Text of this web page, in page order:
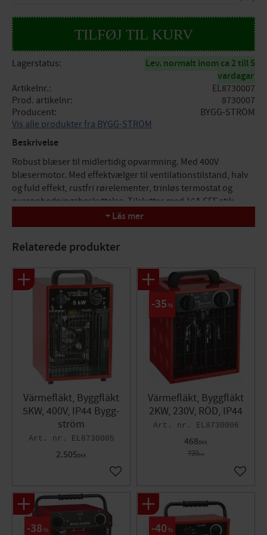
Lagerstatus
Lev. normalt inom ca 2 till 5
vardagar
Artikelnr.
EL8730007
Prod. artikelnr
8730007
Producent
BYGG-STRÖM
Vis alle produkter fra BYGG-STRÖM
Beskrivelse
Robust blæser til midlertidig opvarmning. Med 400V
blæsermotor. Med effektvælger til ventilationstilstand, halv
og fuld effekt, rustfri rørelementer, trinløs termostat og
overophedningsbeskyttelse. Tilsluttes med 16A CEE stik.
Effekt: 5kW
Beskyttelsesklasse: IP44
Mål (BxHxD): 295x455x300 mm
Design: Stativ
Vægt: 7 kg
+ Läs mer
Relaterede produkter
Värmefläkt, Byggfläkt
5KW, 400V, IP44 Bygg-
ström
EL8730005
2.505DKK
Gem som favorit
Värmefläkt, Byggfläkt
2KW, 230V, RÖD, IP44
EL8730006
468DKK
720DKK
35 %
Gem
38 % 40 %